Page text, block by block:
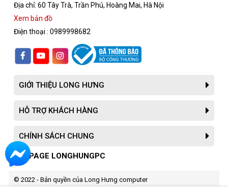
Địa chỉ: 60 Tây Trà, Trần Phú, Hoàng Mai, Hà Nội
Xem bản đồ
Điện thoại : 0989998682
GIỚI THIỆU LONG HƯNG
HỖ TRỢ KHÁCH HÀNG
CHÍNH SÁCH CHUNG
FANPAGE LONGHUNGPC
© 2022 - Bản quyền của Long Hưng computer